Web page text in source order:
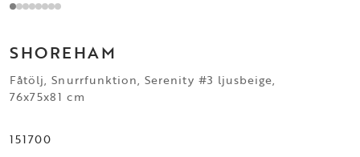
SHOREHAM
Fåtölj, Snurrfunktion, Serenity #3 ljusbeige,
76x75x81 cm
151700